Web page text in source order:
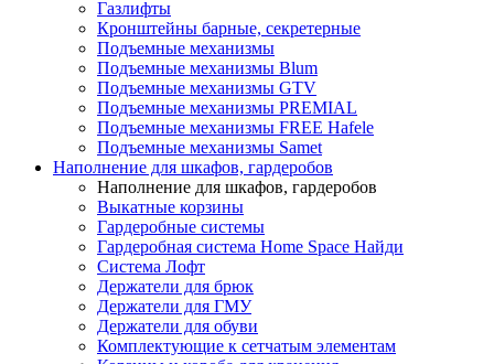
Газлифты
Кронштейны барные, секретерные
Подъемные механизмы
Подъемные механизмы Blum
Подъемные механизмы GTV
Подъемные механизмы PREMIAL
Подъемные механизмы FREE Hafele
Подъемные механизмы Samet
Наполнение для шкафов, гардеробов
Наполнение для шкафов, гардеробов
Выкатные корзины
Гардеробные системы
Гардеробная система Home Space Найди
Система Лофт
Держатели для брюк
Держатели для ГМУ
Держатели для обуви
Комплектующие к сетчатым элементам